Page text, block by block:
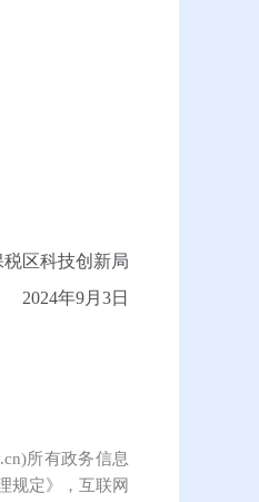
税区科技创新局
2024年9月3日
所有政务信息
规定》，互联网